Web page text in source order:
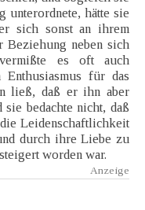
unterordnete, hätte sie
sich sonst an ihrem
Beziehung neben sich
es oft auch
für das
ließ, daß er ihn aber
bedachte nicht, daß
Leidenschaftlichkeit
durch ihre Liebe zu
worden war.